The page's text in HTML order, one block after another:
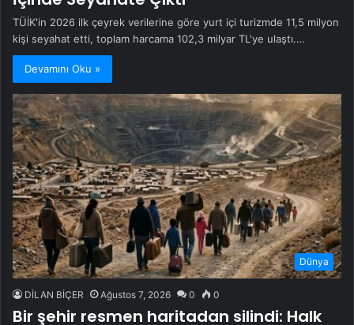
TÜİK'in 2026 ilk çeyrek verilerine göre yurt içi turizmde 11,5 milyon
kişi seyahat etti, toplam harcama 102,3 milyar TL'ye ulaştı.…
Devamını Oku »
Dünya
DİLAN BİÇER Ağustos 7, 2026 0 0
Bir şehir resmen haritadan silindi: Halk